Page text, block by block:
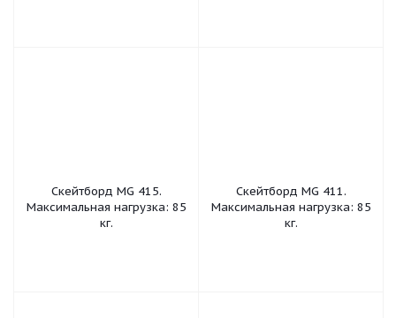
Скейтборд MG 415.
Максимальная нагрузка: 85
кг.
Скейтборд MG 411.
Максимальная нагрузка: 85
кг.